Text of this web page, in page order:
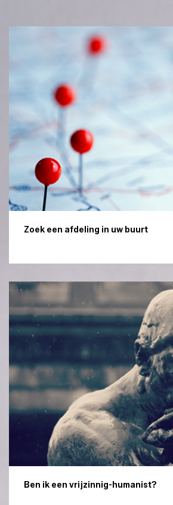
Zoek een afdeling in uw buurt
Ben ik een vrijzinnig-humanist?